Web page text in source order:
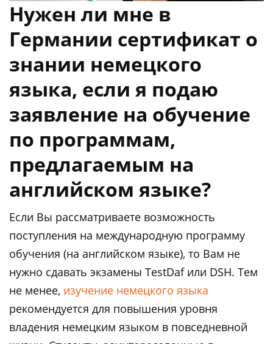
Нужен ли мне в
Германии сертификат о
знании немецкого
языка, если я подаю
заявление на обучение
по программам,
предлагаемым на
английском языке?
Если Вы рассматриваете возможность
поступления на международную программу
обучения (на английском языке), то Вам не
нужно сдавать экзамены TestDaf или DSH. Тем
не менее, изучение немецкого языка
рекомендуется для повышения уровня
владения немецким языком в повседневной